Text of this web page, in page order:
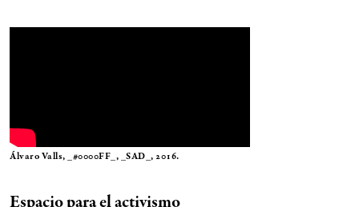
Álvaro Valls, _#0000FF_, _SAD_, 2016.